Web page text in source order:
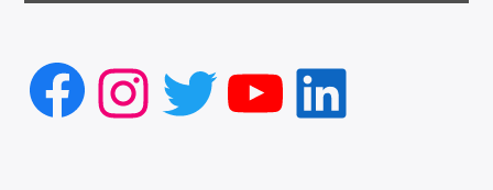
Facebook
Instagram
Twitter
YouTube
LinkedIn